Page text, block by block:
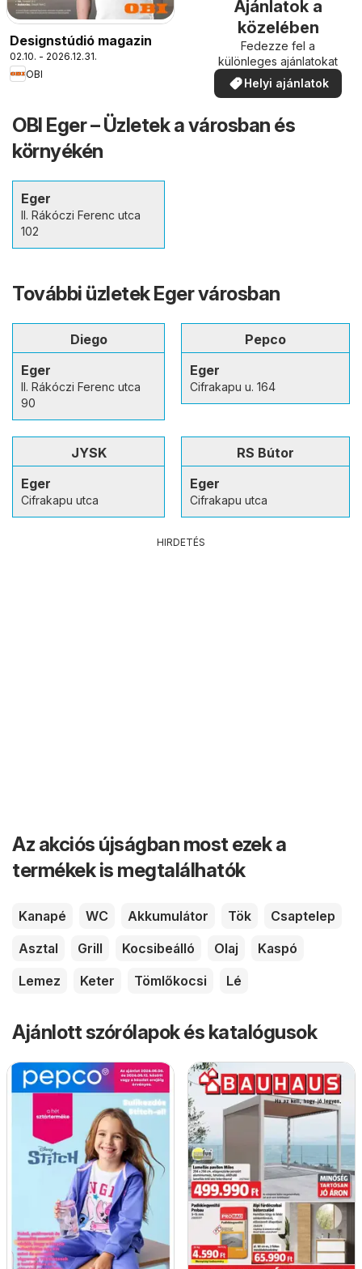
Designstúdió magazin
02.10. - 2026.12.31.
OBI
Ajánlatok a
közelében
Fedezze fel a
különleges ajánlatokat
Helyi ajánlatok
OBI Eger – Üzletek a városban és
környékén
Eger
II. Rákóczi Ferenc utca
102
További üzletek Eger városban
Diego
Eger
II. Rákóczi Ferenc utca
90
Pepco
Eger
Cifrakapu u. 164
JYSK
Eger
Cifrakapu utca
RS Bútor
Eger
Cifrakapu utca
HIRDETÉS
Az akciós újságban most ezek a
termékek is megtalálhatók
Kanapé WC Akkumulátor Tök
Csaptelep
Asztal
Grill Kocsibeálló Olaj
Kaspó
Lemez
Keter Tömlőkocsi Lé
Ajánlott szórólapok és katalógusok